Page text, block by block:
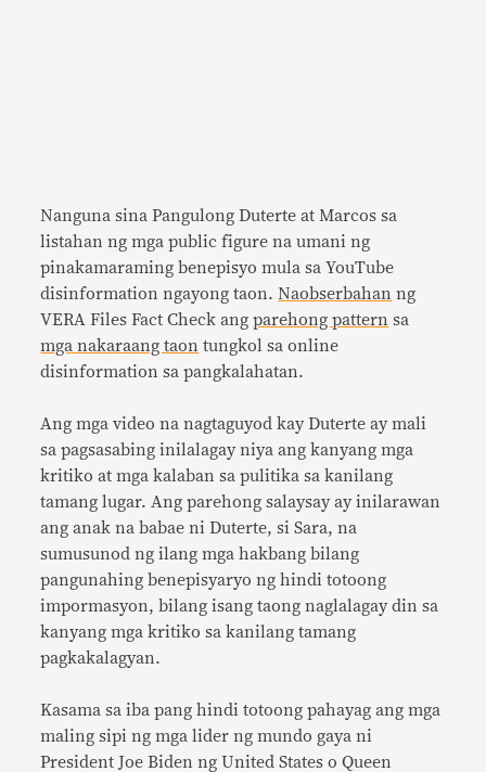
Nanguna sina Pangulong Duterte at Marcos sa
listahan ng mga public figure na umani ng
pinakamaraming benepisyo mula sa YouTube
disinformation ngayong taon.Naobserbahan ng
VERA Files Fact Check angparehong pattern sa
mga nakaraang taon tungkol sa online
disinformation sa pangkalahatan.
Ang mga video na nagtaguyod kay Duterte ay mali
sa pagsasabing inilalagay niya ang kanyang mga
kritiko at mga kalaban sa pulitika sa kanilang
tamang lugar. Ang parehong salaysay ay inilarawan
ang anak na babae ni Duterte, si Sara, na
sumusunod ng ilang mga hakbang bilang
pangunahing benepisyaryo ng hindi totoong
impormasyon, bilang isang taong naglalagay din sa
kanyang mga kritiko sa kanilang tamang
pagkakalagyan.
Kasama sa iba pang hindi totoong pahayag ang mga
maling sipi ng mga lider ng mundo gaya ni
President Joe Biden ng United States o Queen